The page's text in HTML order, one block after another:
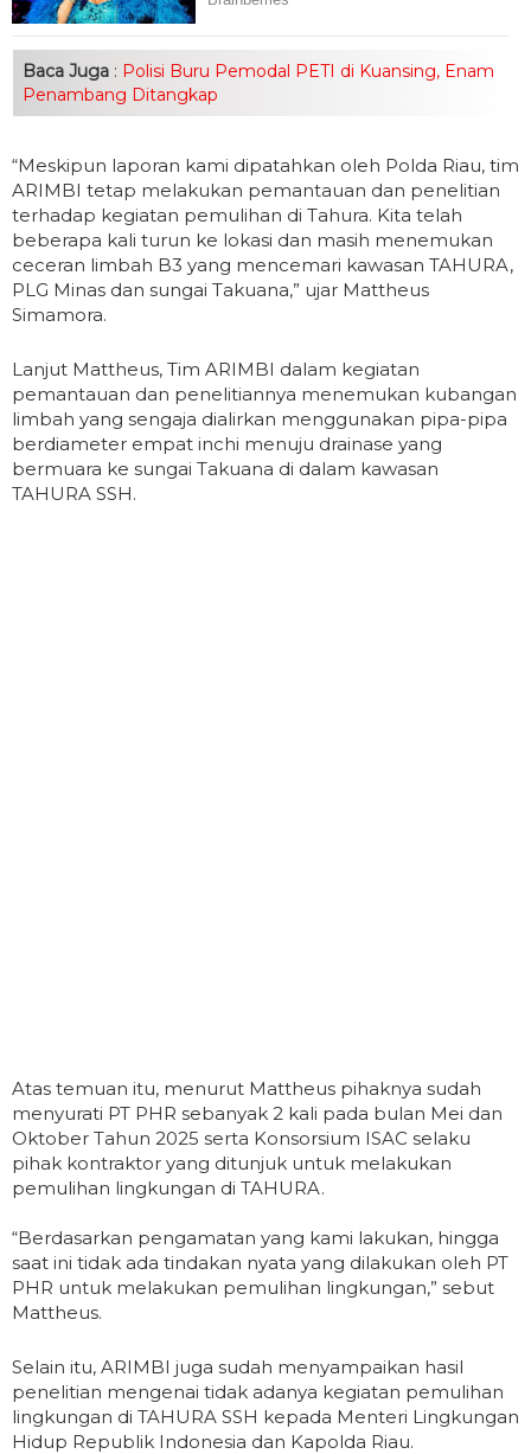
Baca Juga : Polisi Buru Pemodal PETI di Kuansing, Enam
Penambang Ditangkap
“Meskipun laporan kami dipatahkan oleh Polda Riau, tim
ARIMBI tetap melakukan pemantauan dan penelitian
terhadap kegiatan pemulihan di Tahura. Kita telah
beberapa kali turun ke lokasi dan masih menemukan
ceceran limbah B3 yang mencemari kawasan TAHURA,
PLG Minas dan sungai Takuana,” ujar Mattheus
Simamora.
Lanjut Mattheus, Tim ARIMBI dalam kegiatan
pemantauan dan penelitiannya menemukan kubangan
limbah yang sengaja dialirkan menggunakan pipa-pipa
berdiameter empat inchi menuju drainase yang
bermuara ke sungai Takuana di dalam kawasan
TAHURA SSH.
Atas temuan itu, menurut Mattheus pihaknya sudah
menyurati PT PHR sebanyak 2 kali pada bulan Mei dan
Oktober Tahun 2025 serta Konsorsium ISAC selaku
pihak kontraktor yang ditunjuk untuk melakukan
pemulihan lingkungan di TAHURA.
“Berdasarkan pengamatan yang kami lakukan, hingga
saat ini tidak ada tindakan nyata yang dilakukan oleh PT
PHR untuk melakukan pemulihan lingkungan,” sebut
Mattheus.
Selain itu, ARIMBI juga sudah menyampaikan hasil
penelitian mengenai tidak adanya kegiatan pemulihan
lingkungan di TAHURA SSH kepada Menteri Lingkungan
Hidup Republik Indonesia dan Kapolda Riau.